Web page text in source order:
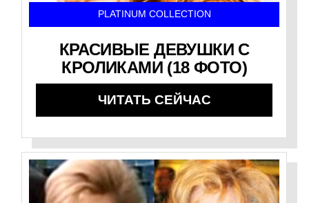
PLATINUM COLLECTION
КРАСИВЫЕ ДЕВУШКИ С
КРОЛИКАМИ (18 ФОТО)
ЧИТАТЬ СЕЙЧАС